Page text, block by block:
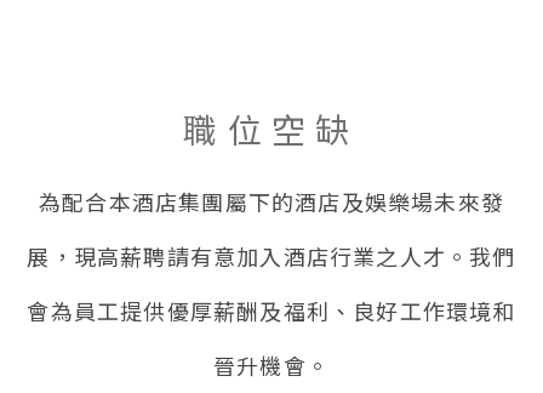
職位空缺
為配合本酒店集團屬下的酒店及娛樂場未來發
展，現高薪聘請有意加入酒店行業之人才。我們
會為員工提供優厚薪酬及福利、良好工作環境和
晉升機會。